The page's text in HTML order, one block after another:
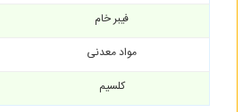
فیبر خام
مواد معدنی
کلسیم